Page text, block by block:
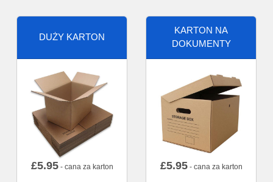
DUŻY KARTON
£5.95- cana za karton
KARTON NA
DOKUMENTY
£5.95- cana za karton